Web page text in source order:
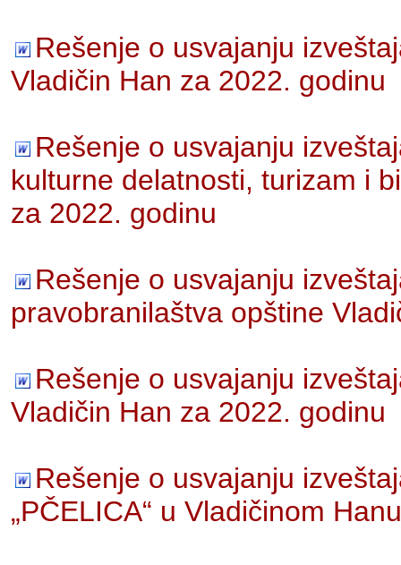
Rešenje o usvajanju
Vladičin Han za 2022. godinu
Rešenje o usvajanju
kulturne delatnosti, turizam i
za 2022. godinu
Rešenje o usvajanju
pravobranilaštva opštine
Rešenje o usvajanju
Vladičin Han za 2022. godinu
Rešenje o usvajanju
„PČELICA“ u Vladičinom